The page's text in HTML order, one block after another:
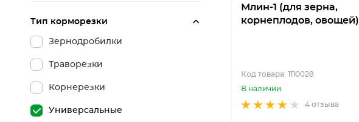
Млин-1 (для зерна,
корнеплодов, овощей)
Код товара: 1110028
В наличии
4 отзыва
Тип корморезки
Зернодробилки
Траворезки
Корнерезки
Универсальные